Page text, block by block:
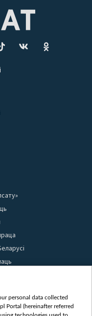
personal data collected
Portal (hereinafter referred